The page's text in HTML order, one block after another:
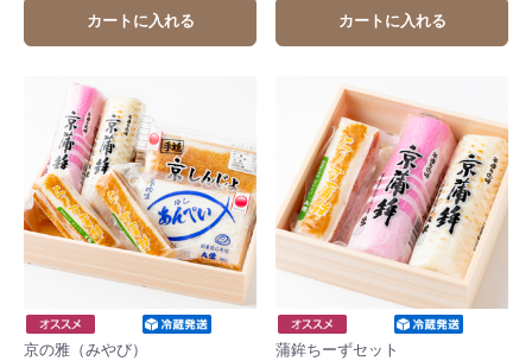
カートに入れる カートに入れる
京の雅（みやび）
蒲鉾ちーずセット